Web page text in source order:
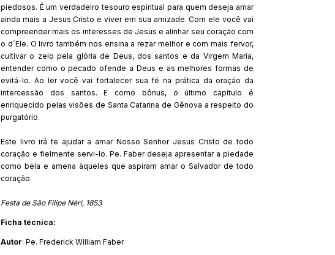
piedosos. É um verdadeiro tesouro espiritual para quem deseja amar
ainda mais a Jesus Cristo e viver em sua amizade. Com ele você vai
compreender mais os interesses de Jesus e alinhar seu coração com
o d´Ele. O livro também nos ensina a rezar melhor e com mais fervor,
cultivar o zelo pela glória de Deus, dos santos e da Virgem Maria,
entender como o pecado ofende a Deus e as melhores formas de
evitá-lo. Ao ler você vai fortalecer sua fé na prática da oração da
intercessão dos santos. E como bônus, o último capítulo é
enriquecido pelas visões de Santa Catarina de Gênova a respeito do
purgatório.
Este livro irá te ajudar a amar Nosso Senhor Jesus Cristo de todo
coração e fielmente servi-lo. Pe. Faber deseja apresentar a piedade
como bela e amena àqueles que aspiram amar o Salvador de todo
coração.
Festa de São Filipe Néri, 1853
Ficha técnica:
Autor: Pe. Frederick William Faber